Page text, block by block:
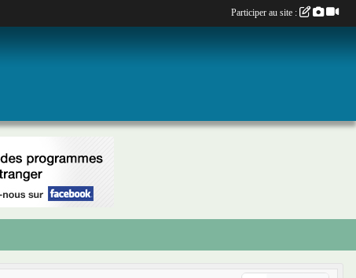
Participer au site :